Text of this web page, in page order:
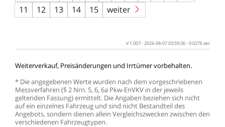
11
12 13 14 15 weiter
V 1.007-2026-08-0703:59:36-0.0276sec
Weiterverkauf, Preisänderungen und Irrtümervorbehalten.
* Dieangegebenen Wertewurden nach dem vorgeschriebenen
Messverfahren (§ 2 Nrn. 5, 6, 6a Pkw-EnVKV in der jeweils
geltenden Fassung)ermittelt. DieAngaben beziehen sich nicht
aufein einzelnes Fahrzeug und sind nicht Bestandteildes
Angebots, sondern dienen allein Vergleichszwecken zwischen den
verschiedenen Fahrzeugtypen.